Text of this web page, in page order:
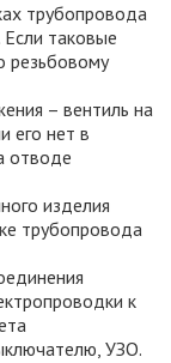
трубопровода
таковые
резьбовому
– вентиль на
его нет в
отводе
изделия
трубопровода
к
УЗО.